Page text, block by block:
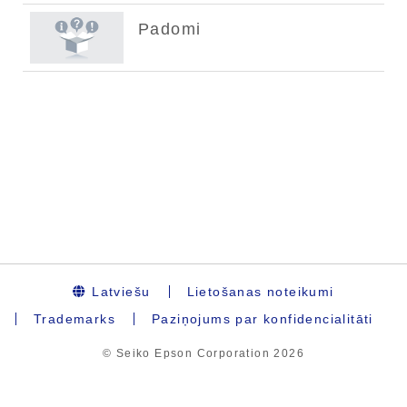
Latviešu
Lietošanas noteikumi
Trademarks
Paziņojums par konfidencialitāti
© Seiko Epson Corporation2026